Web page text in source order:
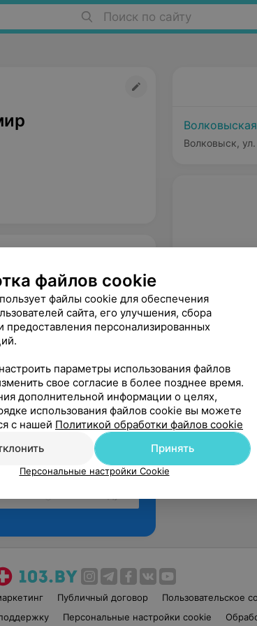
Поиск по сайту
Волковыск, ул.
Публичный договор Пользовательское
Персональные настройки cookie
файлов cookie
файлы cookie для обеспечения
сайта, его улучшения, сбора
предоставления персонализированных
параметры использования файлов
свое согласие в более позднее время.
дополнительной информации о целях,
использования файлов cookie вы можете
с нашей Политикой обработки файлов cookie
Принять
Персональные настройки Cookie